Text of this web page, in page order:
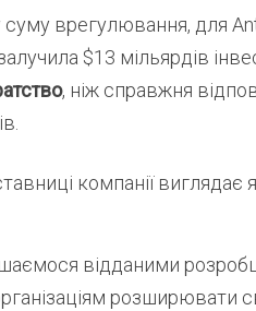
суму врегулювання, для
$13 мільярдів
, ніж справжня
компанії виглядає
відданими
розширювати